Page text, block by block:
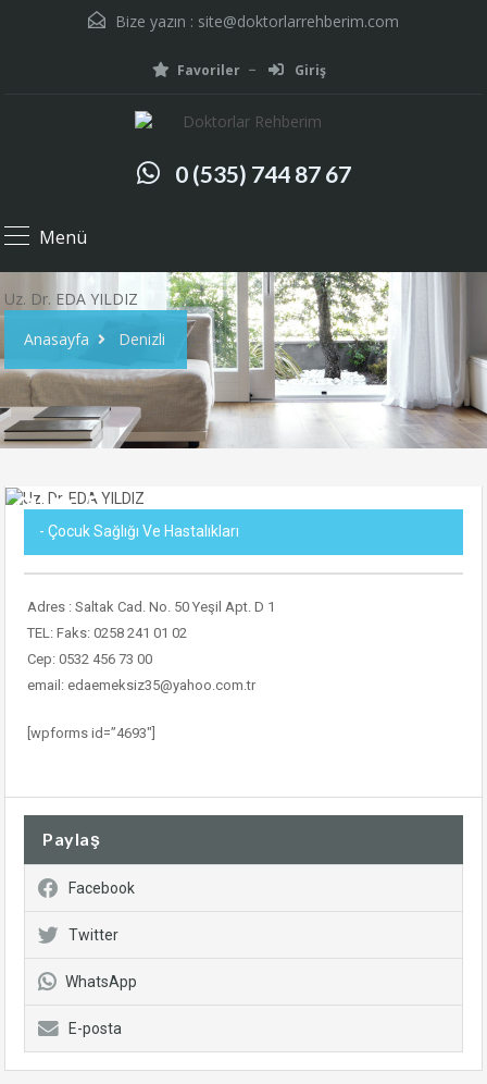
Bize yazın : site@doktorlarrehberim.com
Favoriler Giriş
0 (535) 744 87 67
Menü
Uz. Dr. EDA YILDIZ
Anasayfa
Denizli
- Çocuk Sağlığı Ve Hastalıkları
Adres : Saltak Cad. No. 50 Yeşil Apt. D 1
TEL: Faks: 0258 241 01 02
Cep: 0532 456 73 00
email: edaemeksiz35@yahoo.com.tr
[wpforms id=”4693″]
Paylaş
Facebook
Twitter
WhatsApp
E-posta